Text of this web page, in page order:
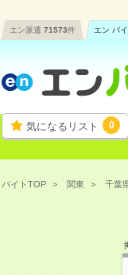
エン派遣 71573件 エン バイ
気になるリスト 0
バイトTOP 関東 千葉